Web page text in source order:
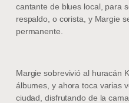
cantante de blues local, para
respaldo, o corista, y Margie
permanente.
Margie sobrevivió al huracán
álbumes, y ahora toca varias
ciudad, disfrutando de la